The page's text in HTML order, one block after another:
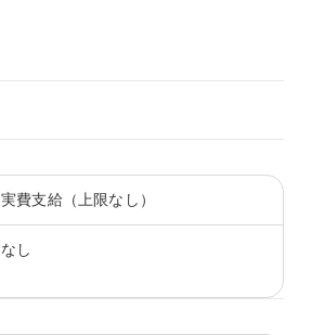
実費支給（上限なし）
なし